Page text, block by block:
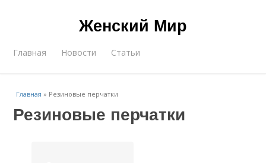
Женский Мир
Главная Новости Статьи
Главная » Резиновые перчатки
Резиновые перчатки